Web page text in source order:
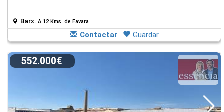
Barx. A 12 Kms. de Favara
Contactar Guardar
552.000€